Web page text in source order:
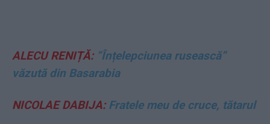
ALECU RENIȚĂ:”Înțelepciunea rusească”
văzută din Basarabia
NICOLAE DABIJA:Fratele meu de cruce, tătarul